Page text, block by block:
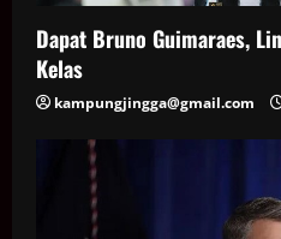
Dapat Bruno Guimaraes,
Kelas
kampungjingga@gmail.com